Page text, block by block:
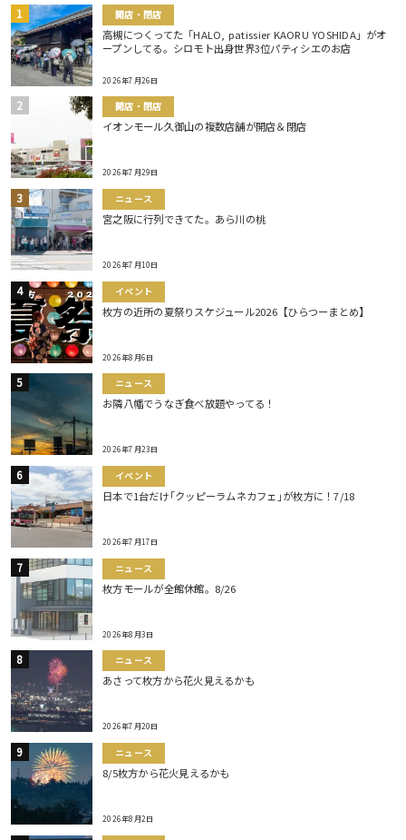
開店・閉店
高槻につくってた「HALO, patissier KAORU YOSHIDA」がオ
ープンしてる。シロモト出身世界3位パティシエのお店
2026年7月26日
開店・閉店
イオンモール久御山の複数店舗が開店＆閉店
2026年7月29日
ニュース
宮之阪に行列できてた。あら川の桃
2026年7月10日
イベント
枚方の近所の夏祭りスケジュール2026【ひらつーまとめ】
2026年8月6日
ニュース
お隣八幡でうなぎ食べ放題やってる！
2026年7月23日
イベント
日本で1台だけ｢クッピーラムネカフェ｣が枚方に！7/18
2026年7月17日
ニュース
枚方モールが全館休館。8/26
2026年8月3日
ニュース
あさって枚方から花火見えるかも
2026年7月20日
ニュース
8/5枚方から花火見えるかも
2026年8月2日